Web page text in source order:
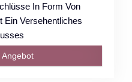
In Form Von
Ein Versehentliches
Angebot